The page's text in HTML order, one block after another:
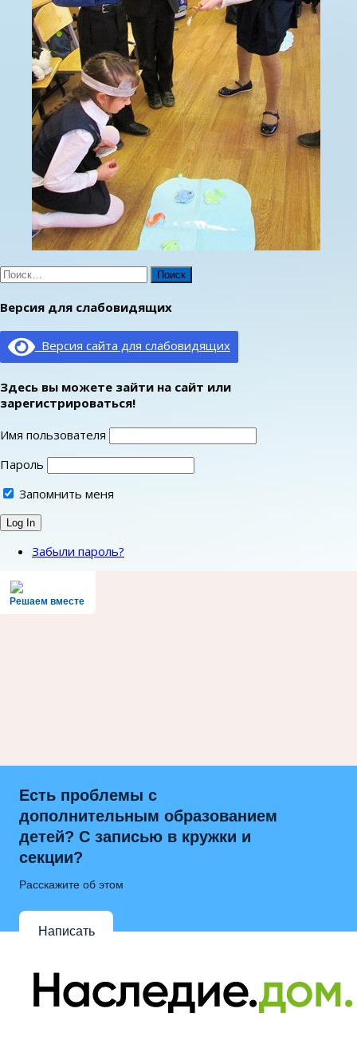
Найти:
Версия для слабовидящих
Версия сайта для слабовидящих
Здесь вы можете зайти на сайт или
зарегистрироваться!
Имя пользователя
Пароль
Запомнить меня
Забыли пароль?
Решаем вместе
Есть проблемы с
дополнительным образованием
детей? С записью в кружки и
секции?
Расскажите об этом
Написать